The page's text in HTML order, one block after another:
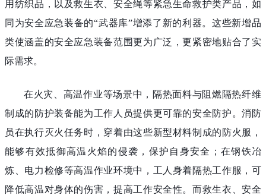
用纺织品，以及救生衣、安全绳等紧急生命救护类产品，如
同为安全应急装备的“武器库”增添了新的利器。这些新增品
类使涵盖的安全应急装备范围更为广泛，更紧密地贴合了实
际需求。
在火灾、高温作业等场景中，隔热面料与阻燃隔热纤维
制成的防护装备能为工作人员提供更可靠的安全防护。消防
员在执行灭火任务时，穿着由这些新型材料制成的防火服，
能够有效抵御高温火焰的侵袭，保护自身安全；在钢铁冶
炼、电力检修等高温作业环境中，工人身着隔热工作服，可
降低高温对身体的伤害，提高工作安全性。而救生衣、安全